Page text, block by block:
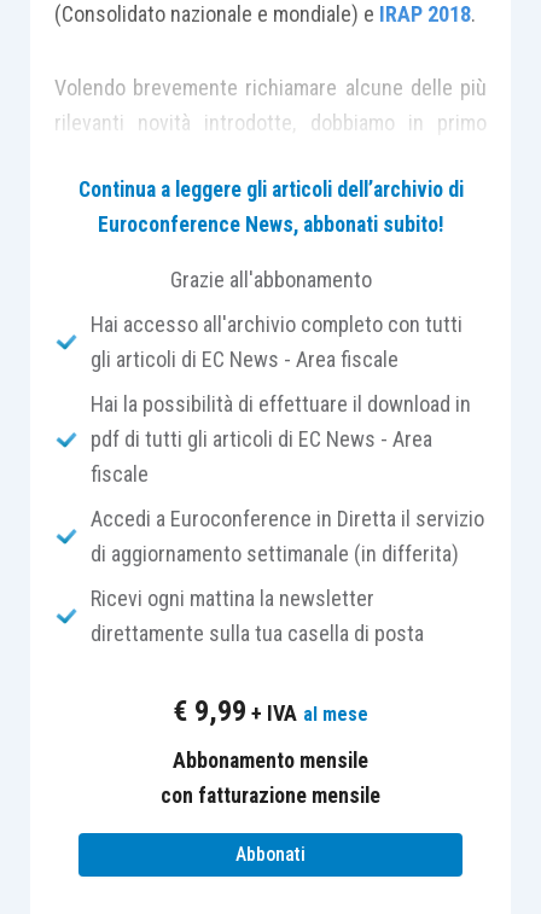
(Consolidato nazionale e mondiale) e IRAP 2018.
Volendo brevemente richiamare alcune delle più
rilevanti novità introdotte, dobbiamo in primo
conseguenti all’introduzione del nuovoregime di
contabilità semplificatoimprontato al “criterio
Nel Modello Redditi SP 2018 (come anche nel
modello Redditi PF2018), infatti,
sono stati eliminati i righi relativi alle
rimanenze finali
modello precedente),
ma è stato inserito il rigo RG38(sezione
per il monitoraggio delle
stesse
suddette rimanenze, sarà comunque necessario
indicare il loro valore nei modelli dichiarativi, al
RG38 , specificando:
colonna 2, le
Continua a leggere gli articoli dell’archivio di
Euroconference News, abbonati subito!
Grazie all'abbonamento
Hai accesso all'archivio completo con tutti
gli articoli di EC News - Area fiscale
Hai la possibilità di effettuare il download in
pdf di tutti gli articoli di EC News - Area
fiscale
Accedi a Euroconference in Diretta il servizio
di aggiornamento settimanale (in differita)
Ricevi ogni mattina la newsletter
direttamente sulla tua casella di posta
€ 9,99 + IVA al mese
Abbonamento mensile
con fatturazione mensile
Abbonati